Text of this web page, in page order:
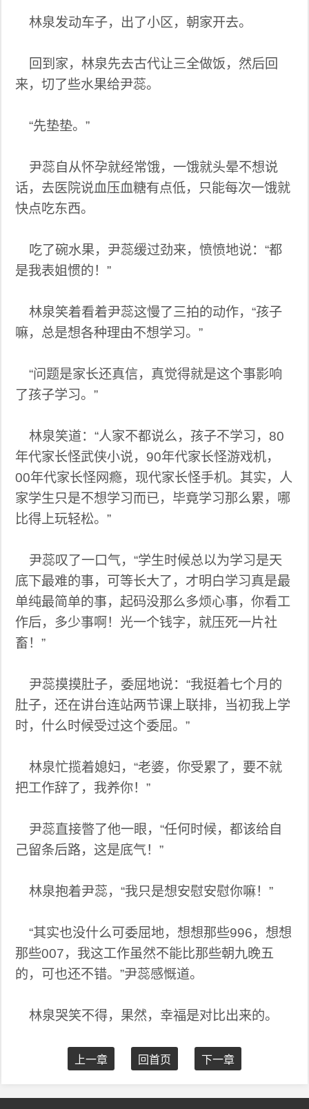
林泉发动车子，出了小区，朝家开去。
回到家，林泉先去古代让三全做饭，然后回
来，切了些水果给尹蕊。
“先垫垫。”
尹蕊自从怀孕就经常饿，一饿就头晕不想说
话，去医院说血压血糖有点低，只能每次一饿就
快点吃东西。
吃了碗水果，尹蕊缓过劲来，愤愤地说：“都
是我表姐惯的！”
林泉笑着看着尹蕊这慢了三拍的动作，“孩子
嘛，总是想各种理由不想学习。”
“问题是家长还真信，真觉得就是这个事影响
了孩子学习。”
林泉笑道：“人家不都说么，孩子不学习，80
年代家长怪武侠小说，90年代家长怪游戏机，
00年代家长怪网瘾，现代家长怪手机。其实，人
家学生只是不想学习而已，毕竟学习那么累，哪
比得上玩轻松。”
尹蕊叹了一口气，“学生时候总以为学习是天
底下最难的事，可等长大了，才明白学习真是最
单纯最简单的事，起码没那么多烦心事，你看工
作后，多少事啊！光一个钱字，就压死一片社
畜！”
尹蕊摸摸肚子，委屈地说：“我挺着七个月的
肚子，还在讲台连站两节课上联排，当初我上学
时，什么时候受过这个委屈。”
林泉忙揽着媳妇，“老婆，你受累了，要不就
把工作辞了，我养你！”
尹蕊直接暼了他一眼，“任何时候，都该给自
己留条后路，这是底气！”
林泉抱着尹蕊，“我只是想安慰安慰你嘛！”
“其实也没什么可委屈地，想想那些996，想想
那些007，我这工作虽然不能比那些朝九晚五
的，可也还不错。”尹蕊感慨道。
林泉哭笑不得，果然，幸福是对比出来的。
上一章 回首页 下一章